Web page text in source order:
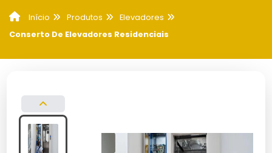
Início Produtos
Elevadores
Conserto De Elevadores Residenciais